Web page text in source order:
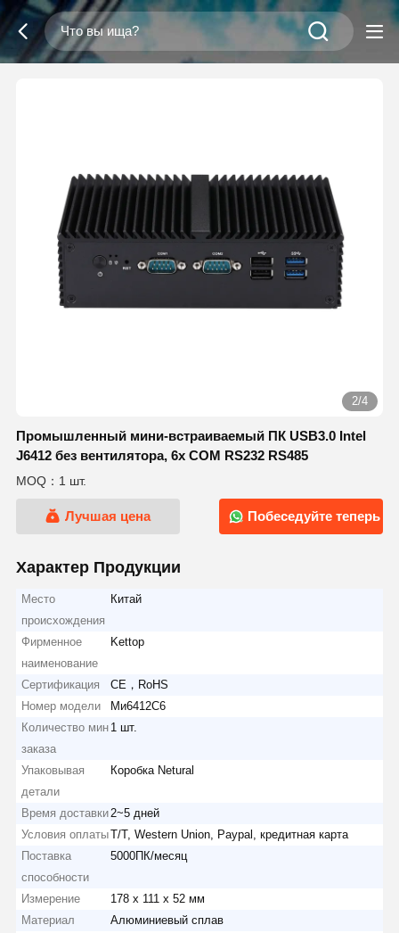
2/4
Промышленный мини-встраиваемый ПК USB3.0 Intel
J6412 без вентилятора, 6x COM RS232 RS485
MOQ：1 шт.
Лучшая цена Побеседуйте теперь
Характер Продукции
Место
происхождения
Китай
Фирменное
наименование
Kettop
Сертификация
CE，RoHS
Номер модели
Ми6412С6
Количество мин
заказа
1 шт.
Упаковывая
детали
Коробка Netural
Время доставки 2~5 дней
Условия оплатыT/T, Western Union, Paypal, кредитная карта
Поставка
способности
5000ПК/месяц
Измерение
178 х 111 х 52 мм
Материал
Алюминиевый сплав